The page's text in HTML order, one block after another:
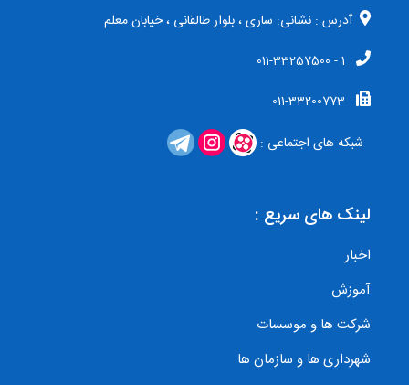
لینک های سریع :
اخبار
آموزش
شرکت ها و موسسات
شهرداری ها و سازمان ها
آدرس : نشانی: ساری ، بلوار طالقانی ، خیابان معلم
1 - 011-33257500
011-33200773
شبکه های اجتماعی :